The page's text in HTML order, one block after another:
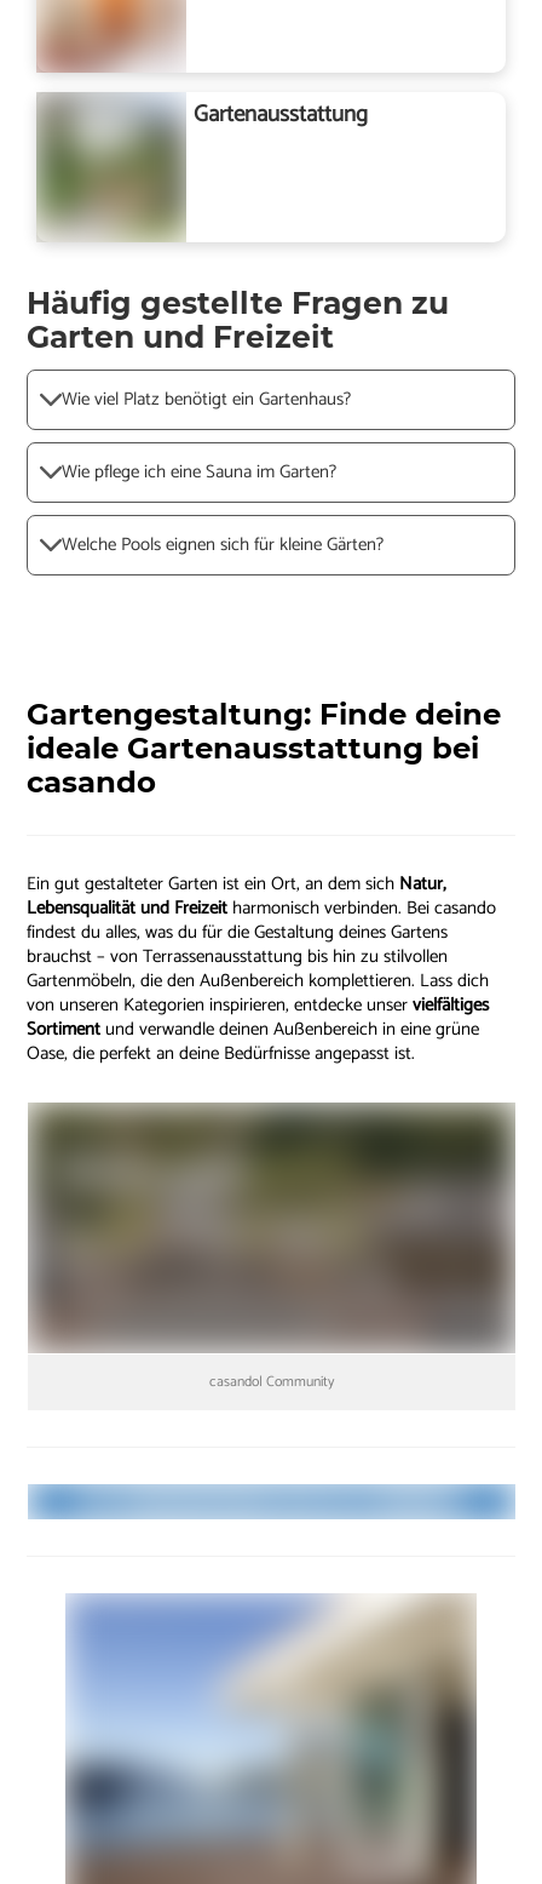
Gartenausstattung
Häufig gestellte Fragen zu
Garten und Freizeit
Wie viel Platz benötigt ein Gartenhaus?
Wie pflege ich eine Sauna im Garten?
Welche Pools eignen sich für kleine Gärten?
Gartengestaltung: Finde deine
ideale Gartenausstattung bei
casando
Ein gut gestalteter Garten ist ein Ort, an dem sich Natur,
Lebensqualitätund Freizeit harmonisch verbinden. Bei casando
findest du alles, was du für die Gestaltung deines Gartens
brauchst – von Terrassenausstattung bis hin zu stilvollen
Gartenmöbeln, die den Außenbereich komplettieren. Lass dich
von unseren Kategorien inspirieren, entdecke unservielfältiges
Sortimentund verwandle deinen Außenbereich in eine grüne
Oase, die perfekt an deine Bedürfnisse angepasst ist.
casando| Community